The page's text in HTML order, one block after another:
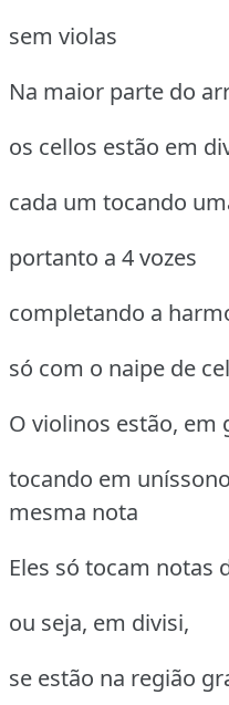
sem violas
Na maior parte do
os cellos estão em
cada um tocando
portanto a 4 vozes
completando a
só com o naipe de
O violinos estão, em
tocando em
mesma nota
Eles só tocam notas
ou seja, em divisi,
se estão na região